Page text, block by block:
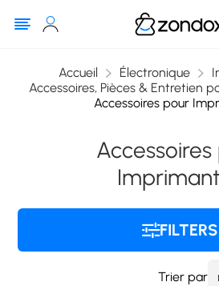
Accueil Électronique
Accessoires, Pièces & Entretien
Accessoires pour
FILTERS
Trier par